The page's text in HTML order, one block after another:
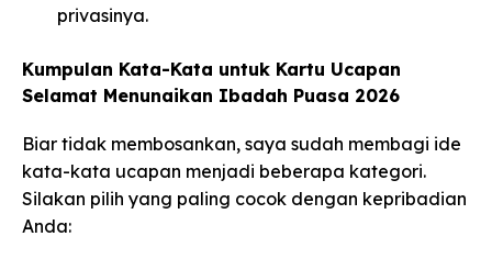
privasinya.
Kumpulan Kata-Kata untuk Kartu Ucapan
Selamat Menunaikan Ibadah Puasa 2026
Biar tidak membosankan, saya sudah membagi ide
kata-kata ucapan menjadi beberapa kategori.
Silakan pilih yang paling cocok dengan kepribadian
Anda: